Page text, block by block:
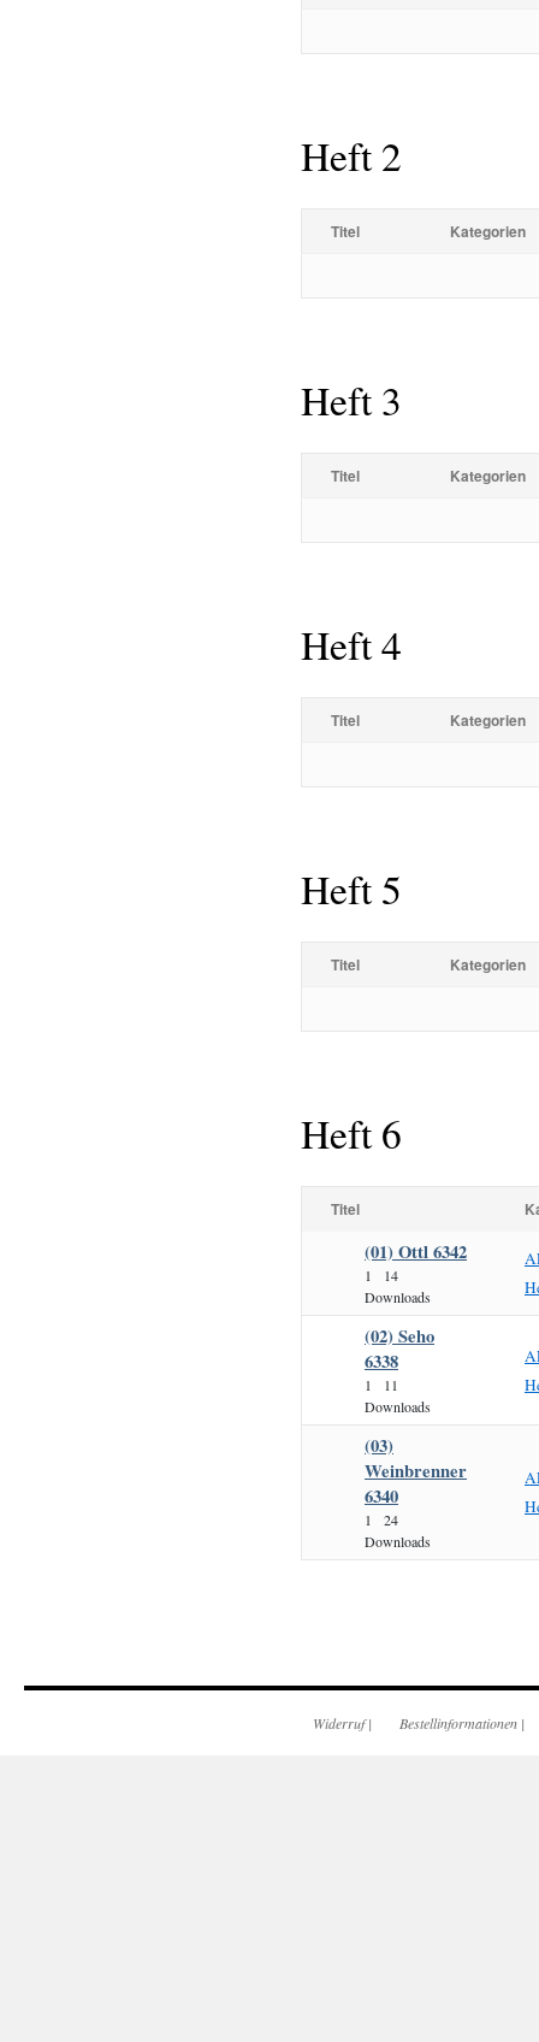
Heft 2
Titel Kategorien
Heft 3
Titel Kategorien
Heft 4
Titel Kategorien
Heft 5
Titel Kategorien
Heft 6
Titel
(01) Ottl 6342
1
14
Downloads
(02) Seho
6338
1
11
Downloads
(03)
Weinbrenner
6340
1
24
Downloads
Widerruf| Bestellinformationen |